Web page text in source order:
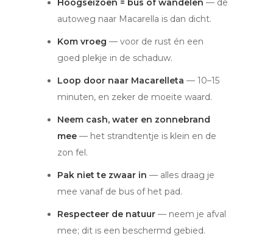
Hoogseizoen = bus of wandelen — de
autoweg naar Macarella is dan dicht.
Kom vroeg — voor de rust én een
goed plekje in de schaduw.
Loop door naar Macarelleta — 10–15
minuten, en zeker de moeite waard.
Neem cash, water en zonnebrand
mee — het strandtentje is klein en de
zon fel.
Pak niet te zwaar in — alles draag je
mee vanaf de bus of het pad.
Respecteer de natuur — neem je afval
mee; dit is een beschermd gebied.